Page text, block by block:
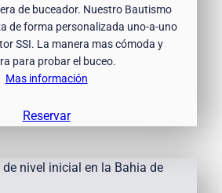
de buceador. Nuestro Bautismo
de forma personalizada uno-a-uno
SSI. La manera mas cómoda y
para probar el buceo.
Mas información
Reservar